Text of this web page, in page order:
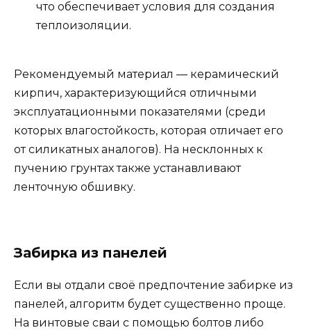
что обеспечивает условия для создания
теплоизоляции.
Рекомендуемый материал — керамический
кирпич, характеризующийся отличными
эксплуатационными показателями (среди
которых влагостойкость, которая отличает его
от силикатных аналогов). На несклонных к
пучению грунтах также устанавливают
ленточную обшивку.
Забирка из панелей
Если вы отдали своё предпочтение забирке из
панелей, алгоритм будет существенно проще.
На винтовые сваи с помощью болтов либо